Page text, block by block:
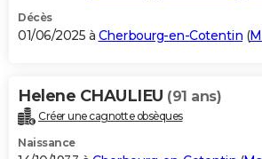
Décès
01/06/2025 à Cherbourg-en-Cotentin (
Helene CHAULIEU (91 ans)
Créer une cagnotte obsèques
Naissance